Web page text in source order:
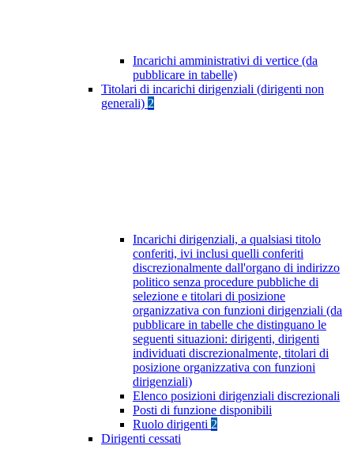
Incarichi amministrativi di vertice (da
pubblicare in tabelle)
Titolari di incarichi dirigenziali (dirigenti non
generali) 2
Incarichi dirigenziali, a qualsiasi titolo
conferiti, ivi inclusi quelli conferiti
discrezionalmente dall'organo di indirizzo
politico senza procedure pubbliche di
selezione e titolari di posizione
organizzativa con funzioni dirigenziali (da
pubblicare in tabelle che distinguano le
seguenti situazioni: dirigenti, dirigenti
individuati discrezionalmente, titolari di
posizione organizzativa con funzioni
dirigenziali)
Elenco posizioni dirigenziali discrezionali
Posti di funzione disponibili
Ruolo dirigenti 2
Dirigenti cessati